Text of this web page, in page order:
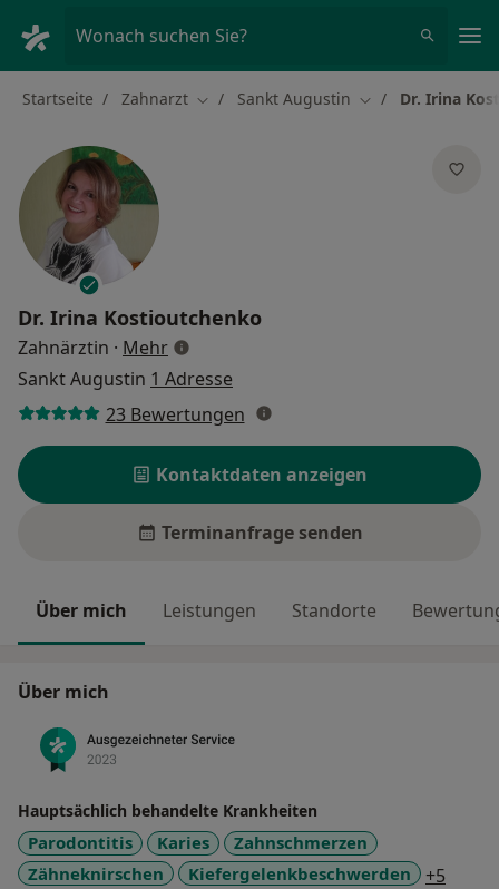
Wonach suchen Sie?
Startseite Zahnarzt Stadt ändern
Sankt Augustin Stadt ändern
Dr. Irina
Dr. Irina Kostioutchenko
Zahnärztin · Mehrüber Spezialisierungen
Sankt Augustin 1 Adresse
23 Bewertungen
Kontaktdaten anzeigen
Terminanfrage senden
Über mich Leistungen Standorte
Über mich
Hauptsächlich behandelte Krankheiten
Parodontitis Karies
Zahnschmerzen
Zähneknirschen
Kiefergelenkbeschwerden +5